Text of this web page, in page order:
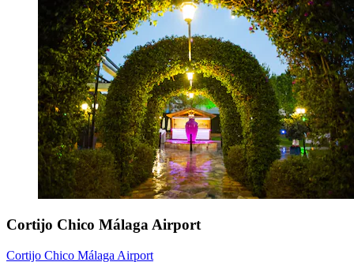
Cortijo Chico Málaga Airport
Cortijo Chico Málaga Airport